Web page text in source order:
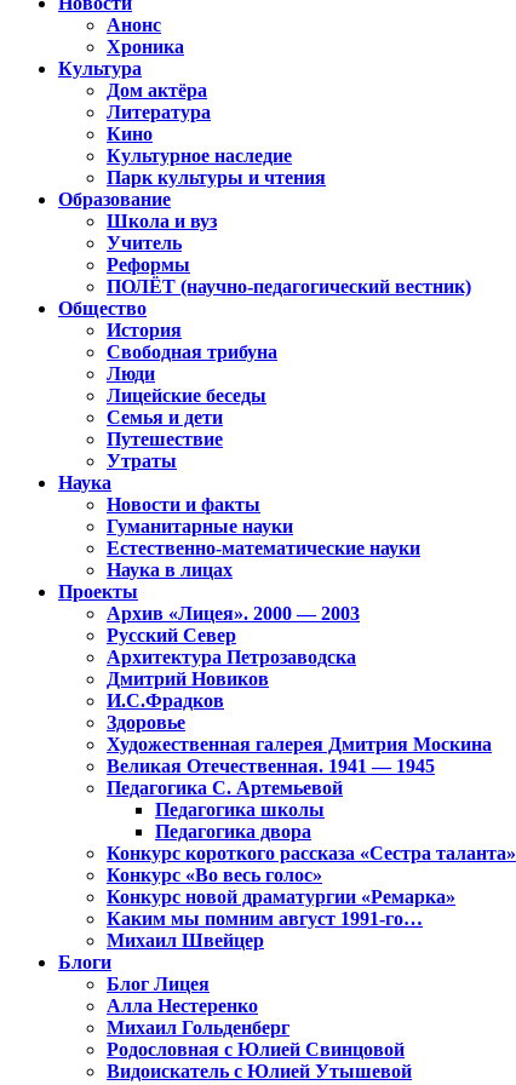
Анонс
Хроника
Культура
Дом актёра
Литература
Кино
Культурное наследие
Парк культуры и чтения
Образование
Школа и вуз
Учитель
Реформы
ПОЛЁТ (научно-педагогический вестник)
Общество
История
Свободная трибуна
Люди
Лицейские беседы
Семья и дети
Путешествие
Утраты
Наука
Новости и факты
Гуманитарные науки
Естественно-математические науки
Наука в лицах
Проекты
Архив «Лицея». 2000 — 2003
Русский Север
Архитектура Петрозаводска
Дмитрий Новиков
И.С.Фрадков
Здоровье
Художественная галерея Дмитрия Москина
Великая Отечественная. 1941 — 1945
Педагогика С. Артемьевой
Педагогика школы
Педагогика двора
Конкурс короткого рассказа «Сестра таланта»
Конкурс «Во весь голос»
Конкурс новой драматургии «Ремарка»
Каким мы помним август 1991-го…
Михаил Швейцер
Блоги
Блог Лицея
Алла Нестеренко
Михаил Гольденберг
Родословная с Юлией Свинцовой
Видоискатель с Юлией Утышевой